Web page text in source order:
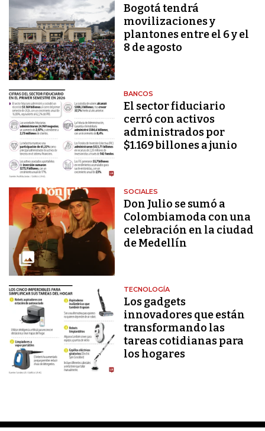
Bogotá tendrá
movilizaciones y
plantones entre el 6 y el
8 de agosto
BANCOS
El sector fiduciario
cerró con activos
administrados por
$1.169 billones a junio
SOCIALES
Don Julio se sumó a
Colombiamoda con una
celebración en la ciudad
de Medellín
TECNOLOGÍA
Los gadgets
innovadores que están
transformando las
tareas cotidianas para
los hogares